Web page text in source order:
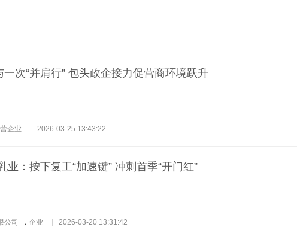
一次“并肩行” 包头政企接力促营商环境跃升
企业 2026-03-25 13:43:22
业：按下复工“加速键” 冲刺首季“开门红”
公司 ， 企业 2026-03-20 13:31:42